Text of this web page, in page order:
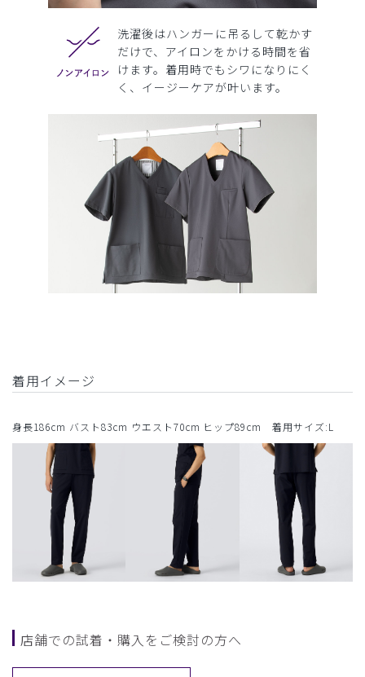
洗濯後はハンガーに吊るして乾かす
だけで、アイロンをかける時間を省
けます。着用時でもシワになりにく
く、イージーケアが叶います。
着用イメージ
身長186cm バスト83cm ウエスト70cm ヒップ89cm 着用サイズ:L
店舗での試着・購入をご検討の方へ